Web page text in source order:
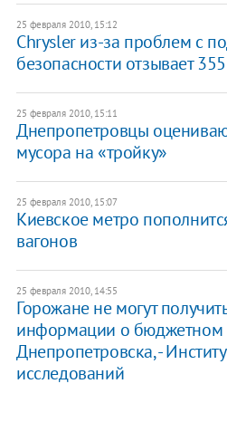
25 февраля 2010, 15:12
Chrysler из-за проблем с
безопасности отзывает
25 февраля 2010, 15:11
Днепропетровцы
мусора на «тройку»
25 февраля 2010, 15:07
Киевское метро
вагонов
25 февраля 2010, 14:55
Горожане не могут
информации о бюджетном
Днепропетровска, -
исследований